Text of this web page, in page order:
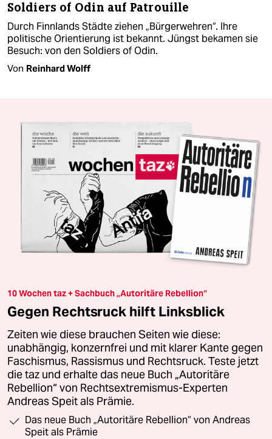
Soldiers of Odin auf Patrouille
Durch Finnlands Städte ziehen „Bürgerwehren“. Ihre
politische Orientierung ist bekannt. Jüngst bekamen sie
Besuch: von den Soldiers of Odin.
Von Reinhard Wolff
10 Wochen taz + Sachbuch „Autoritäre Rebellion“
Gegen Rechtsruck hilft Linksblick
Zeiten wie diese brauchen Seiten wie diese:
unabhängig, konzernfrei und mit klarer Kante gegen
Faschismus, Rassismus und Rechtsruck. Teste jetzt
die taz und erhalte das neue Buch „Autoritäre
Rebellion“ von Rechtsextremismus-Experten
Andreas Speit als Prämie.
Das neue Buch „Autoritäre Rebellion“ von Andreas
Speit als Prämie